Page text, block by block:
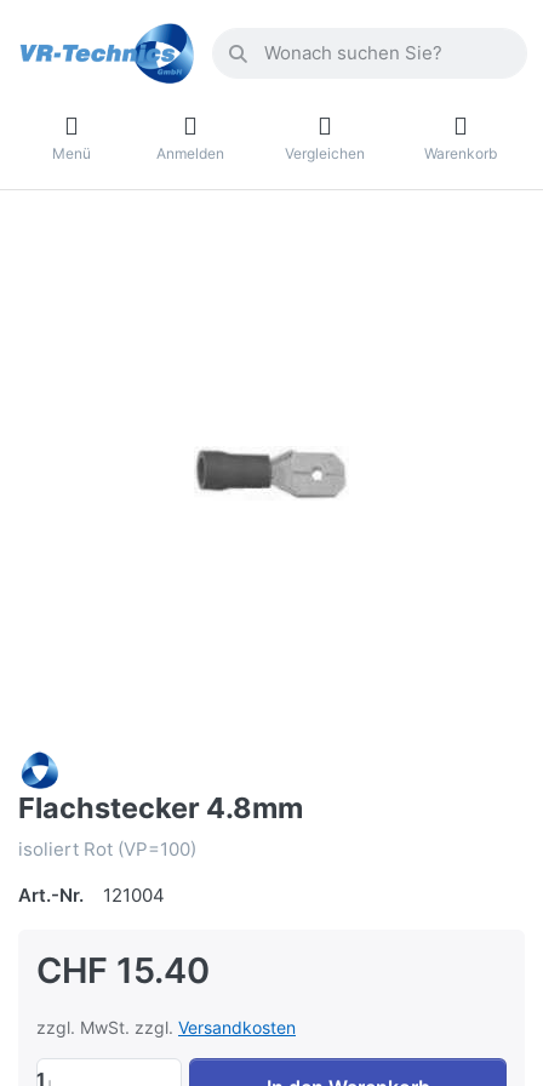
Menü Anmelden Vergleichen Warenkorb
Flachstecker 4.8mm
isoliert Rot (VP=100)
Art.-Nr.
121004
CHF 15.40
zzgl. MwSt. zzgl. Versandkosten
1